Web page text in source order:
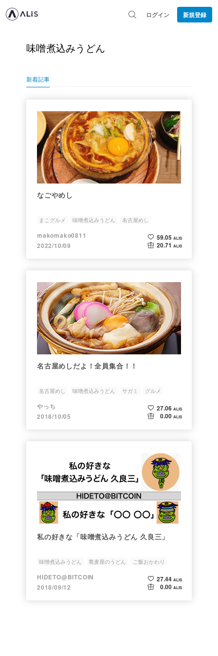
ログイン 新規登録
味噌煮込みうどん
新着記事
なごやめし
まこグルメ 味噌煮込みうどん 名古屋めし
makomako0811
2022/10/09
59.05 ALIS
20.71 ALIS
名古屋めしだよ！全員集合！！
名古屋めし 味噌煮込みうどん サガミ グルメ
やっち
2018/10/05
27.06 ALIS
0.00 ALIS
私の好きな「味噌煮込みうどん 久良三」
味噌煮込みうどん 蕎麦屋のうどん
ご飯おかわり
名古屋飯
うどん
HIDETO@BITCOIN
2018/09/12
27.44 ALIS
0.00 ALIS